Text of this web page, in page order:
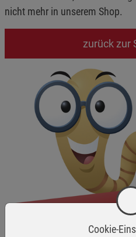
nicht mehr in unserem Shop.
zurück zur
Cookie-